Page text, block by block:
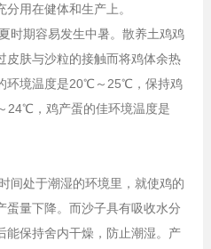
用在健体和生产上。
时期容易发生中暑。散养土鸡鸡
皮肤与沙粒的接触而将鸡体余热
环境温度是20℃～25℃，保持鸡
24℃，鸡产蛋的佳环境温度是
间处于潮湿的环境里，就使鸡的
蛋量下降。而沙子具有吸收水分
能保持舍内干燥，防止潮湿。产